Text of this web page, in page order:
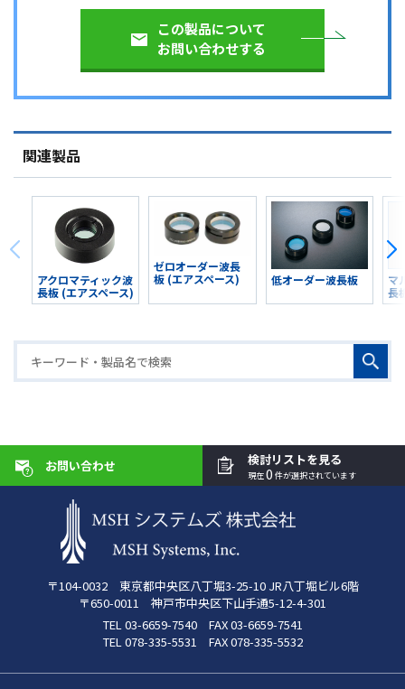
この製品について
お問い合わせする
関連製品
アクロマティック波
長板 (エアスペース)
ゼロオーダー波長
板 (エアスペース)
低オーダー波長板
マ
長
お問い合わせ 検討リストを見る
現在0 件が選択されています
〒104-0032 東京都中央区八丁堀3-25-10 JR八丁堀ビル6階
〒650-0011 神戸市中央区下山手通5-12-4-301
TEL 03-6659-7540 FAX 03-6659-7541
TEL 078-335-5531 FAX 078-335-5532